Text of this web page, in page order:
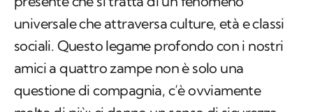
amici a quattro zampe non è solo una
questione di compagnia, c’è ovviamente
molto di più: ci danno un senso di sicurezza,
affetto e una connessione emotiva profonda.
Maperché esattamente amiamo così tanto i